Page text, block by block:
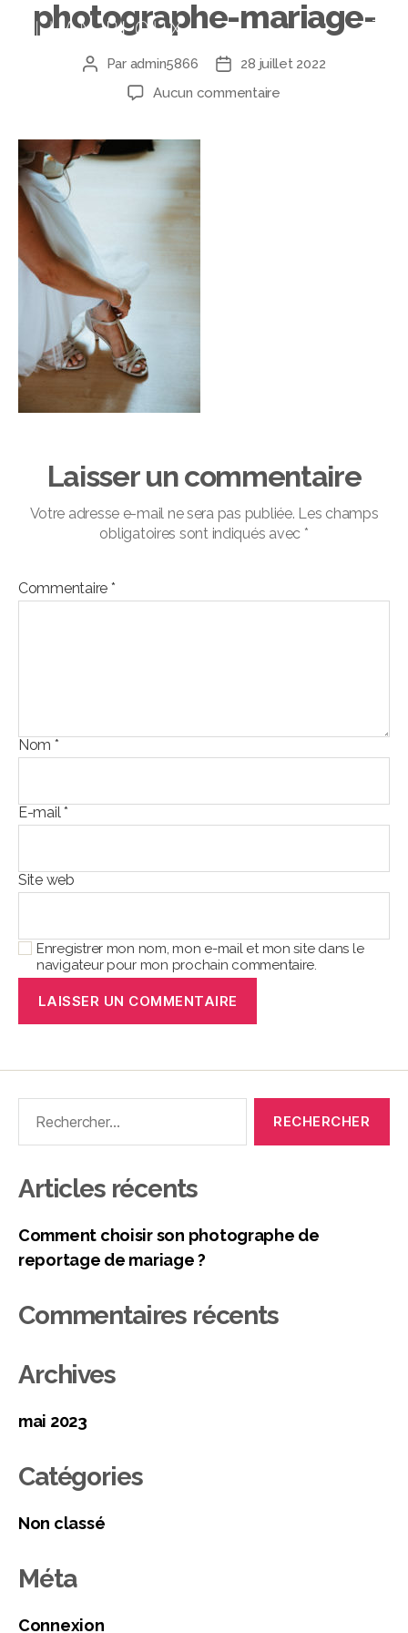
photographe-mariage-
Par admin5866
28 juillet 2022
Aucun commentaire
Laisser un commentaire
Votre adresse e-mail ne sera pas publiée. Les champs
obligatoires sont indiqués avec *
Commentaire *
Nom *
E-mail*
Site web
Enregistrer mon nom, mon e-mail et mon site dans le
navigateur pour mon prochain commentaire.
Articles récents
Comment choisir son photographe de
reportage de mariage ?
Commentaires récents
Archives
mai 2023
Catégories
Non classé
Méta
Connexion